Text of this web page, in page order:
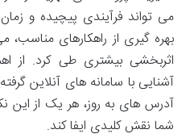
می تواند فرآیندی پیچیده و
بهره گیری از راهکارهای مناسب،
اثربخشی بیشتری طی کرد. از
آشنایی با سامانه های آنلاین
آدرس های به روز، هر یک از این
شما نقش کلیدی ایفا کند.